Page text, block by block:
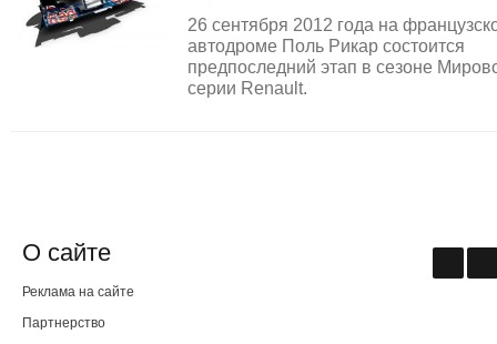
26 сентября 2012 года на
автодроме Поль Рикар состоится
предпоследний этап в сезоне
серии Renault.
О сайте
Реклама на сайте
Партнерство